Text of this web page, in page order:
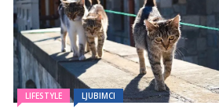
LIFESTYLE LJUBIMCI